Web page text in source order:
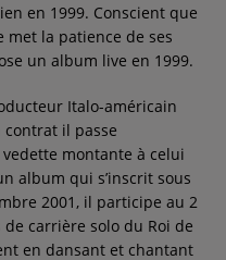
en 1999. Conscient que
la patience de ses
un album live en 1999.
Italo-américain
il passe
montante à celui
album qui s’inscrit sous
2001, il participe au 2
carrière solo du Roi de
en dansant et chantant